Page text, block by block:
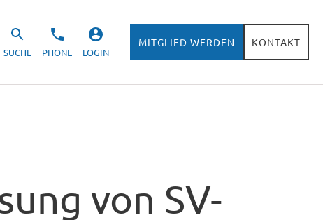
SUCHE PHONE LOGIN
MITGLIED WERDEN KONTAKT
von SV-